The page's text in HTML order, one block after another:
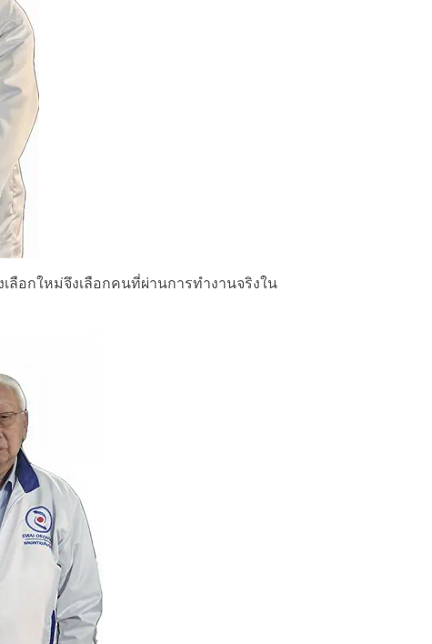
ลือกใหม่จึงเลือกคนที่ผ่านการทำงานจริงใน